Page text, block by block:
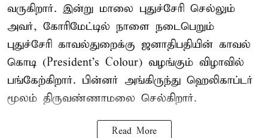
வருகிறார். இன்று மாலை புதுச்சேரி செல்லும்
அவர், கோரிமேட்டில் நாளை நடைபெறும்
புதுச்சேரி காவல்துறைக்கு ஜனாதிபதியின் காவல்
கொடி (President's Colour) வழங்கும் விழாவில்
பங்கேற்கிறார். பின்னர் அங்கிருந்து ஹெலிகாப்டர்
மூலம் திருவண்ணாமலை செல்கிறார்.
Read More